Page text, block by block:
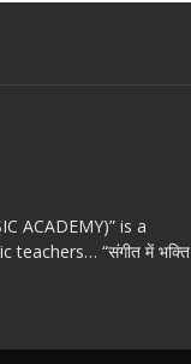
ACADEMY)” is a
“संगीत में भक्ति